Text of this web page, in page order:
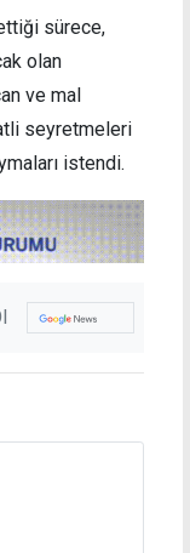
sürece,
olan
ve mal
seyretmeleri
istendi.